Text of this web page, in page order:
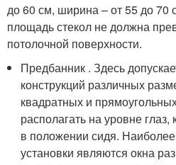
до 60 см, ширина – от 55 до 70
площадь стекол не должна
потолочной поверхности.
Предбанник . Здесь
конструкций различных
квадратных и
располагать на уровне глаз,
в положении сидя.
установки являются окна